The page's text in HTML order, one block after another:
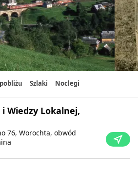
Szlaki Noclegi
Wiedzy Lokalnej,
76, Worochta, obwód